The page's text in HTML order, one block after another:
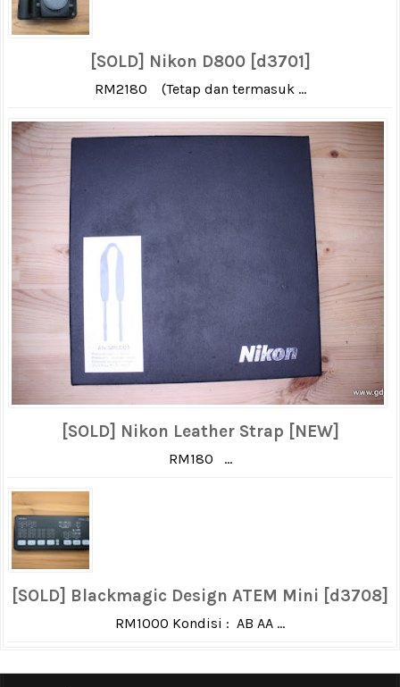
[SOLD] Nikon D800 [d3701]
RM2180 (Tetap dan termasuk ...
[SOLD] Nikon Leather Strap [NEW]
RM180 ...
[SOLD] Blackmagic Design ATEM Mini [d3708]
RM1000 Kondisi : AB AA ...